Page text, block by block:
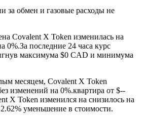
USDC в качестве
за обмен и газовые расходы не
Covalent X Token изменилась на
0%.За последние 24 часа курс
максимума $0 CAD и минимума
месяцем, Covalent X Token
изменений на 0%.квартира от $--
X Token изменился на снизилось на
уменьшение в стоимости.